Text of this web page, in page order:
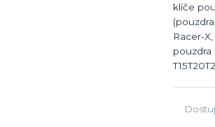
klíče
Racer-
pouzdra